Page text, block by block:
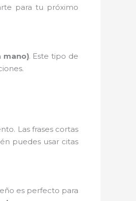
para tu próximo
mano). Este tipo de
Las frases cortas
puedes usar citas
es perfecto para